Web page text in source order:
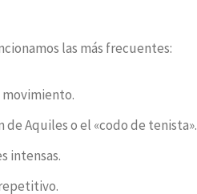
las más frecuentes:
Aquiles o el «codo de tenista».
intensas.